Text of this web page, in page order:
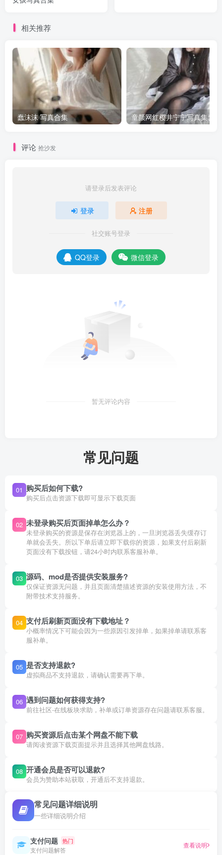
相关推荐
蠢沫沫 写真合集 童颜网红樱井宁宁写真集套图
评论 抢沙发
请登录后发表评论
登录 注册
社交账号登录
QQ登录 微信登录
暂无评论内容
常见问题
01 购买后如何下载?
购买后点击资源下载即可显示下载页面
02 未登录购买后页面掉单怎么办？
未登录购买的资源是保存在浏览器上的，一旦浏览器丢失缓存订
单就会丢失。所以下单后请立即下载你的资源，如果支付后刷新
页面没有下载按钮，请24小时内联系客服补单。
03 源码、mod是否提供安装服务?
仅保证资源无问题，并且页面清楚描述资源的安装使用方法，不
附带技术支持服务。
04 支付后刷新页面没有下载地址？
小概率情况下可能会因为一些原因引发掉单，如果掉单请联系客
服补单。
05 是否支持退款?
虚拟商品不支持退款，请确认需要再下单。
06 遇到问题如何获得支持?
前往社区-在线板块求助，补单或订单资源存在问题请联系客服。
07 购买资源后点击某个网盘不能下载
请阅读资源下载页面提示并且选择其他网盘线路。
08 开通会员是否可以退款?
会员为赞助本站获取，开通后不支持退款。
常见问题详细说明
一些详细说明介绍
支付问题 热门
支付问题解答
查看说明